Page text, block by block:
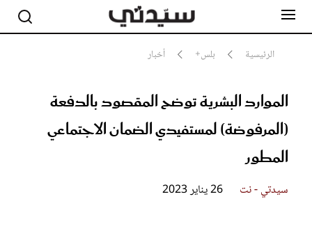
الرئيسية بلس+ أخبار
الموارد البشرية توضح المقصود بالدفعة
(المرفوضة) لمستفيدي الضمان الاجتماعي
المطور
سيدتي - نت 26 يناير 2023
مشاهير
جمال
سيدتي وطفلك
بلس+